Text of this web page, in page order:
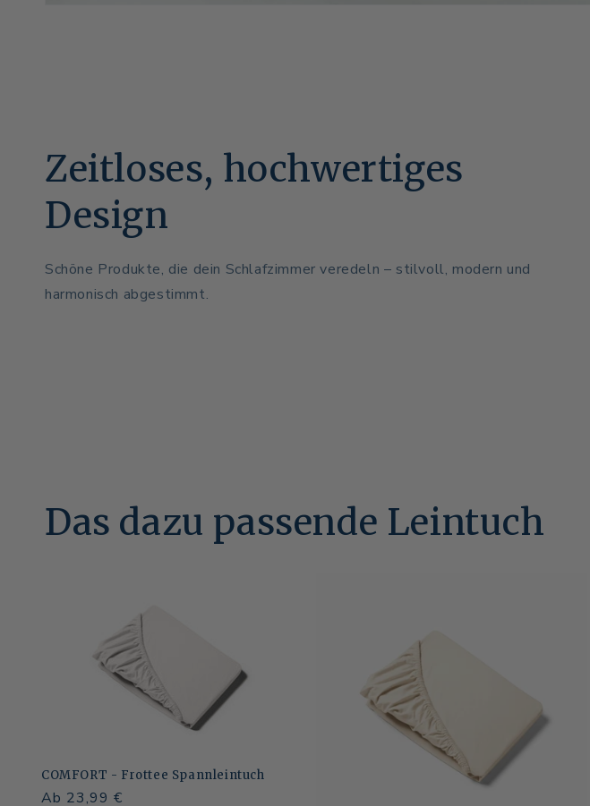
Zeitloses, hochwertiges
Design
Schöne Produkte, die dein Schlafzimmer veredeln – stilvoll, modern und
harmonisch abgestimmt.
Das dazu passende Leintuch
COMFORT - Frottee Spannleintuch
Normaler
Ab 23,99 €